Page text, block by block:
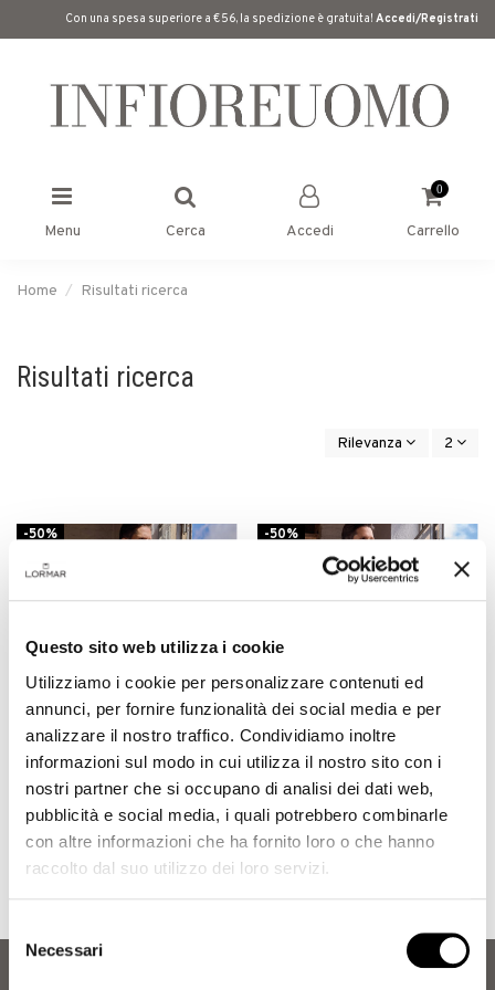
Questo sito web utilizza i cookie
Utilizziamo i cookie per personalizzare contenuti ed
annunci, per fornire funzionalità dei social media e per
analizzare il nostro traffico. Condividiamo inoltre
informazioni sul modo in cui utilizza il nostro sito con i
nostri partner che si occupano di analisi dei dati web,
pubblicità e social media, i quali potrebbero combinarle
con altre informazioni che ha fornito loro o che hanno
raccolto dal suo utilizzo dei loro servizi.
delNecessari
Con una spesa superiore a €56, la spedizione è gratuita! Accedi/Registrati
Menu Cerca Accedi
0
Carrello
Home Risultati ricerca
Risultati ricerca
Rilevanza 2
-50%
Pigiama girocollo -
World Trip
15,50 €
31,00 €
-50%
Pigiama serafino -
World Trip
14,75 €